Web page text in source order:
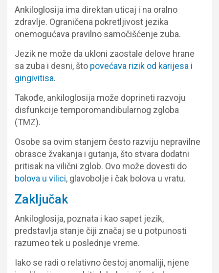
Ankiloglosija ima direktan uticaj i na oralno
zdravlje. Ograničena pokretljivost jezika
onemogućava pravilno samočišćenje zuba.
Jezik ne može da ukloni zaostale delove hrane
sa zuba i desni, što povećava rizik od karijesa i
gingivitisa.
Takođe, ankiloglosija može doprineti razvoju
disfunkcije temporomandibularnog zgloba
(TMZ).
Osobe sa ovim stanjem često razviju nepravilne
obrasce žvakanja i gutanja, što stvara dodatni
pritisak na vilični zglob. Ovo može dovesti do
bolova u vilici, glavobolje i čak bolova u vratu.
Zaključak
Ankiloglosija, poznata i kao sapet jezik,
predstavlja stanje čiji značaj se u potpunosti
razumeo tek u poslednje vreme.
Iako se radi o relativno čestoj anomaliji, njene